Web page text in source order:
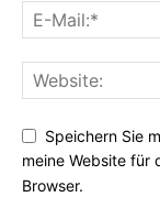
Speichern Sie
meine Website für
Browser.